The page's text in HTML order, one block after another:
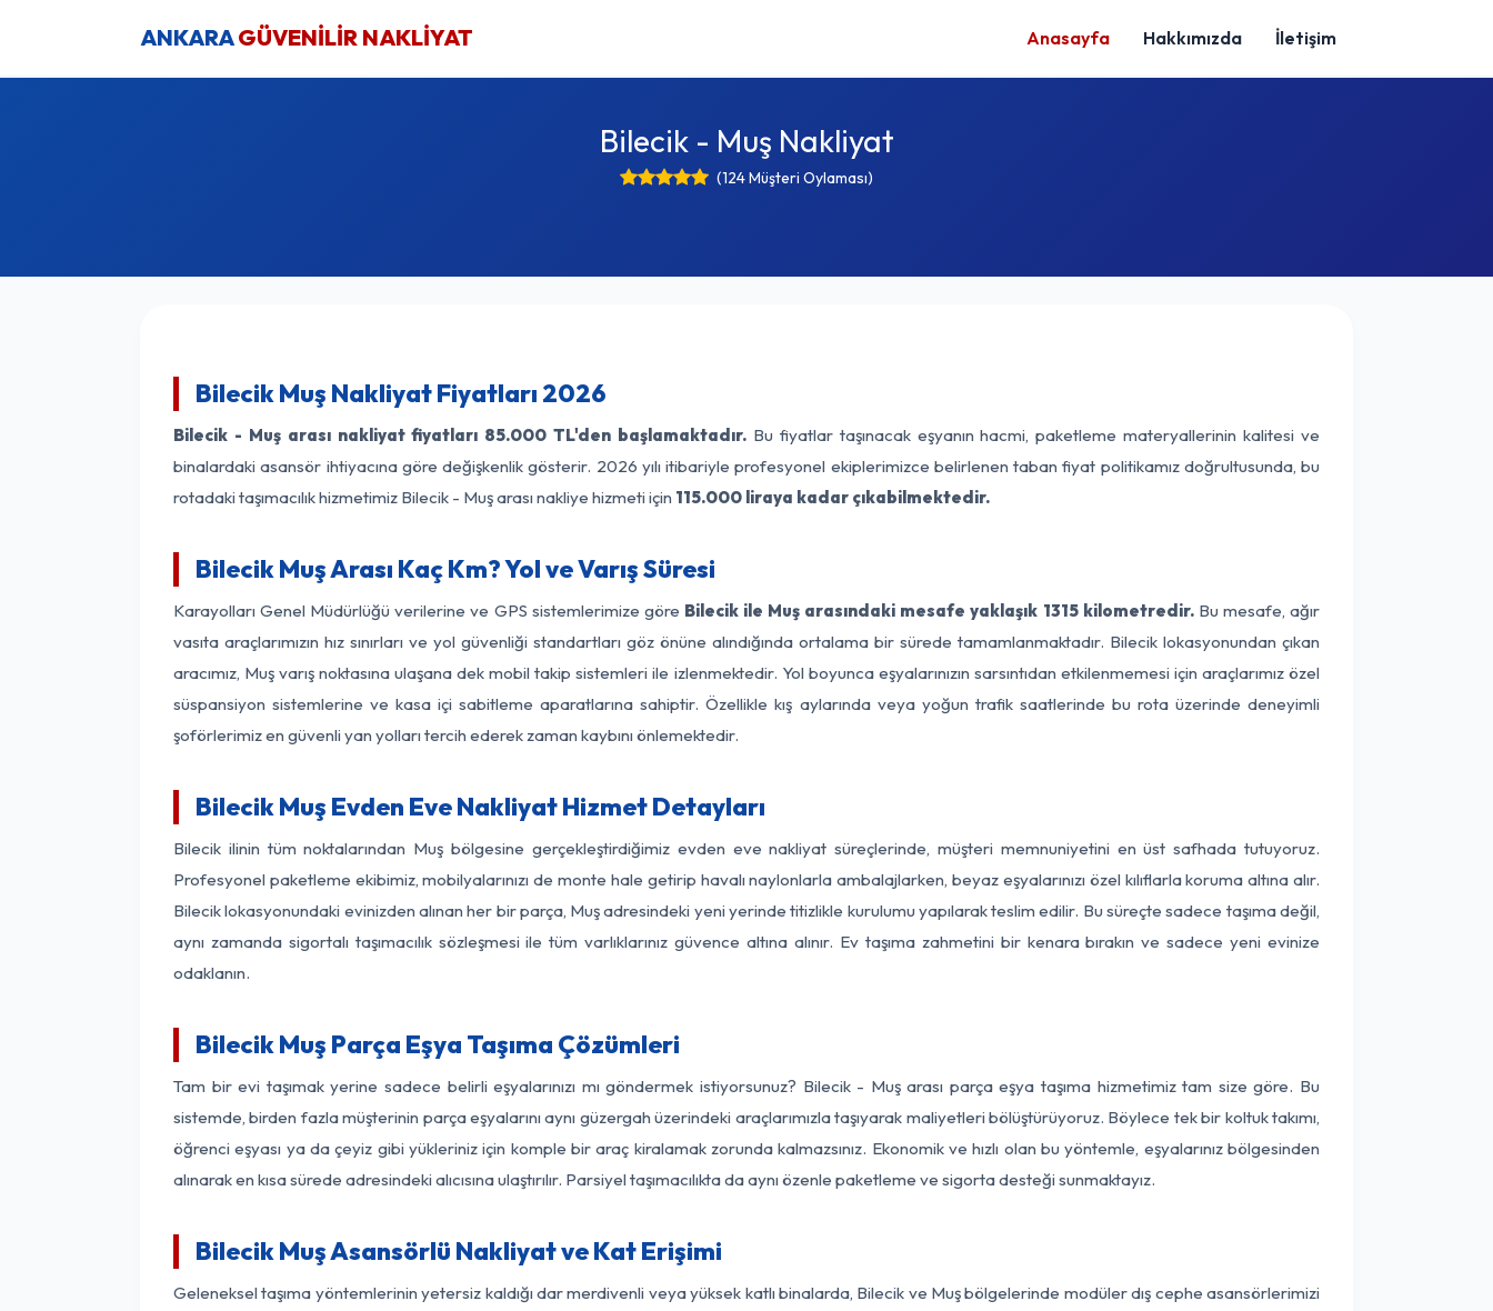
ANKARAGÜVENİLİR NAKLİYAT Anasayfa Hakkımızda İletişim
Bilecik - Muş Nakliyat
(124 Müşteri Oylaması)
Bilecik Muş Nakliyat Fiyatları 2026
Bilecik - Muş arası nakliyat fiyatları 85.000 TL'den başlamaktadır. Bu fiyatlar taşınacak eşyanın hacmi, paketleme materyallerinin kalitesi ve
binalardaki asansör ihtiyacına göre değişkenlik gösterir. 2026 yılı itibariyle profesyonel ekiplerimizce belirlenen taban fiyat politikamız doğrultusunda, bu
rotadaki taşımacılık hizmetimiz Bilecik - Muş arası nakliye hizmeti için 115.000 liraya kadar çıkabilmektedir.
Bilecik Muş Arası Kaç Km? Yol ve Varış Süresi
Karayolları Genel Müdürlüğü verilerine ve GPS sistemlerimize göre Bilecik ile Muş arasındaki mesafe yaklaşık 1315 kilometredir.Bu mesafe, ağır
vasıta araçlarımızın hız sınırları ve yol güvenliği standartları göz önüne alındığında ortalama bir sürede tamamlanmaktadır. Bilecik lokasyonundan çıkan
aracımız, Muş varış noktasına ulaşana dek mobil takip sistemleri ile izlenmektedir. Yol boyunca eşyalarınızın sarsıntıdan etkilenmemesi için araçlarımız özel
süspansiyon sistemlerine ve kasa içi sabitleme aparatlarına sahiptir. Özellikle kış aylarında veya yoğun trafik saatlerinde bu rota üzerinde deneyimli
şoförlerimiz en güvenli yan yolları tercih ederek zaman kaybını önlemektedir.
Bilecik Muş Evden Eve Nakliyat Hizmet Detayları
Bilecik ilinin tüm noktalarından Muş bölgesine gerçekleştirdiğimiz evden eve nakliyat süreçlerinde, müşteri memnuniyetini en üst safhada tutuyoruz.
Profesyonel paketleme ekibimiz, mobilyalarınızı de monte hale getirip havalı naylonlarla ambalajlarken, beyaz eşyalarınızı özel kılıflarla koruma altına alır.
Bilecik lokasyonundaki evinizden alınan her bir parça, Muş adresindeki yeni yerinde titizlikle kurulumu yapılarak teslim edilir. Bu süreçte sadece taşıma değil,
aynı zamanda sigortalı taşımacılık sözleşmesi ile tüm varlıklarınız güvence altına alınır. Ev taşıma zahmetini bir kenara bırakın ve sadece yeni evinize
odaklanın.
Bilecik Muş Parça Eşya Taşıma Çözümleri
Tam bir evi taşımak yerine sadece belirli eşyalarınızı mı göndermek istiyorsunuz? Bilecik - Muş arası parça eşya taşıma hizmetimiz tam size göre. Bu
sistemde, birden fazla müşterinin parça eşyalarını aynı güzergah üzerindeki araçlarımızla taşıyarak maliyetleri bölüştürüyoruz. Böylece tek bir koltuk takımı,
öğrenci eşyası ya da çeyiz gibi yükleriniz için komple bir araç kiralamak zorunda kalmazsınız. Ekonomik ve hızlı olan bu yöntemle, eşyalarınız bölgesinden
alınarak en kısa sürede adresindeki alıcısına ulaştırılır. Parsiyel taşımacılıkta da aynı özenle paketleme ve sigorta desteği sunmaktayız.
Bilecik Muş Asansörlü Nakliyat ve Kat Erişimi
Geleneksel taşıma yöntemlerinin yetersiz kaldığı dar merdivenli veya yüksek katlı binalarda, Bilecik ve Muş bölgelerinde modüler dış cephe asansörlerimizi